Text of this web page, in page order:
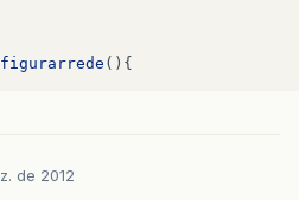
( ActionEvent
(){
.readLine
de 2012